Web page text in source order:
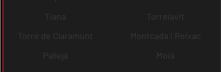
Tiana
Torrelavit
Torre de Claramunt
Montcada i Reixac
Pallejà
Moià